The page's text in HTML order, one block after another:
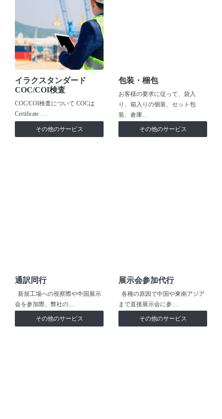
イラクスタンダード
COC/COI検査
COC/COI検査について COCは
Certificate …
その他のサービス
包装・梱包
お客様の要求に従って、袋入
り、箱入りの個装、セット包
装、倉庫…
その他のサービス
通訳同行
新規工場への視察際や中国展示
会を参加際、弊社の…
その他のサービス
展示会参加代行
各種の原因で中国や東南アジア
まで直接展示会に参…
その他のサービス